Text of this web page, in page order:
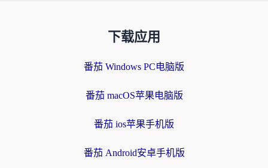
下载应用
番茄 Windows PC电脑版
番茄 macOS苹果电脑版
番茄 ios苹果手机版
番茄 Android安卓手机版